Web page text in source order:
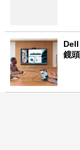
鏡